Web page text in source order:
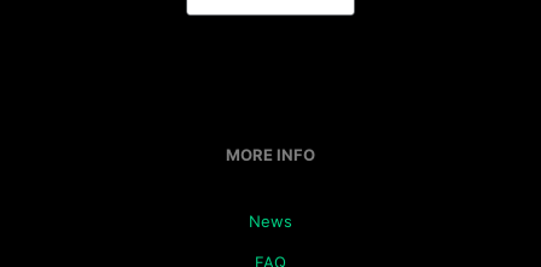
MORE INFO
News
FAQ